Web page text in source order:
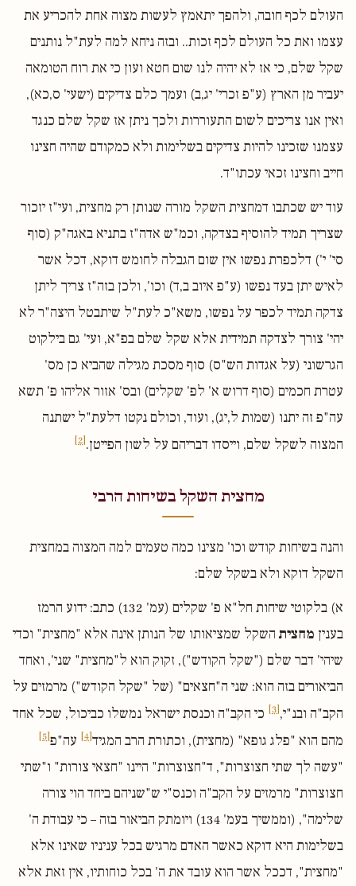
העולם לכף חובה, ולהפך יתאמץ לעשות מצוה אחת להכריע את
עצמו ואת כל העולם לכף זכות.. ובזה ניחא למה לעת"ל נותנים
שקל שלם, כי אז לא יהיה לנו שום חטא ועון כי את רוח הטומאה
יעביר מן הארץ (ע"פ זכרי' יג,ב) ועמך כלם צדיקים (ישעי' ס,כא),
ואין אנו צריכים לשום התעוררות ולכך ניתן אז שקל שלם כנגד
עצמנו שזכינו להיות צדיקים בשלימות ולא כמקודם שהיה חצינו
חייב וחצינו זכאי עכתו"ד.
עוד יש שכתבו דמחצית השקל מורה שנותן רק מחצית, ועי"ז יזכור
שצריך תמיד להוסיף בצדקה, וכמ"ש אדה"ז בתניא באגה"ק (סוף
סי' י') דלכפרת נפשו אין שום הגבלה לחומש דוקא, דכל אשר
לאיש יתן בעד נפשו (ע"פ איוב ב,ד) וכו', ולכן בזה"ז צריך ליתן
צדקה תמיד לכפר על נפשו, משא"כ לעת"ל שיתבטל היצה"ר לא
יהי' צורך לצדקה תמידית אלא שקל שלם בפ"א, ועי' גם בילקוט
הגרשוני (על אגדות הש"ס) סוף מסכת מגילה שהביא כן מס'
עטרת חכמים (סוף דרוש א' לפ' שקלים) ובס' אזור אליהו פ' תשא
עה"פ זה יתנו (שמות ל,יג), ועוד, וכולם נקטו דלעת"ל ישתנה
המצוה לשקל שלם, וייסדו דבריהם על לשון הפייטן.[2]
מחצית השקל בשיחות הרבי
והנה בשיחות קודש וכו' מצינו כמה טעמים למה המצוה במחצית
השקל דוקא ולא בשקל שלם:
א) בלקוטי שיחות חל"א פ' שקלים (עמ' 132) כתב: ידוע הרמז
בענין מחצית השקל שמציאותו של הנותן אינה אלא "מחצית" וכדי
שיהי' דבר שלם ("שקל הקודש"), זקוק הוא ל"מחצית" שני', ואחד
הביאורים בזה הוא: שני ה"חצאים" (של "שקל הקודש") מרמזים על
הקב"ה ובנ"י,[3]
כי הקב"ה וכנסת ישראל נמשלו כביכול, שכל אחד
מהם הוא "פלג גופא" (מחצית), וכתורת הרב המגיד[4] עה"פ[5]
"עשה לך שתי חצוצרות", ד"חצוצרות" היינו "חצאי צורות" ו"שתי
חצוצרות" מרמזים על הקב"ה וכנס"י ש"שניהם ביחד הוי צורה
שלימה", (וממשיך בעמ' 134) ויומתק הביאור בזה – כי עבודת ה'
בשלימות היא דוקא כאשר האדם מרגיש בכל עניניו שאינו אלא
"מחצית", דככל אשר הוא עובד את ה' בכל כוחותיו, אין זאת אלא